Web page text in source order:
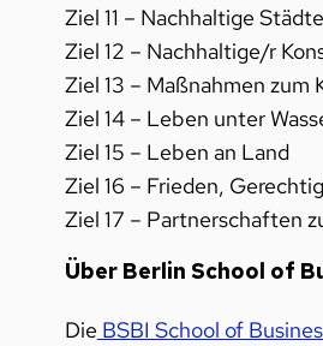
Ziel 11 – Nachhaltige
Ziel 12 – Nachhaltige/r
Ziel 13 – Maßnahmen zum
Ziel 14 – Leben unter
Ziel 15 – Leben an Land
Ziel 16 – Frieden,
Ziel 17 – Partnerschaften
Über Berlin School of
DieBSBI School of